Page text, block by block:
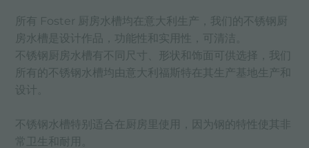
所有 Foster 厨房水槽均在意大利生产，我们的不锈钢厨
房水槽是设计作品，功能性和实用性，可清洁。
不锈钢厨房水槽有不同尺寸、形状和饰面可供选择，我们
所有的不锈钢水槽均由意大利福斯特在其生产基地生产和
设计。
不锈钢水槽特别适合在厨房里使用，因为钢的特性使其非
常卫生和耐用。